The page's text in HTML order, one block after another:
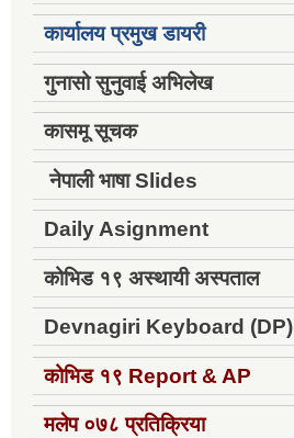
कार्यालय प्रमुख डायरी
गुनासो सुनुवाई अभिलेख
कासमू सूचक
नेपाली भाषा Slides
Daily Asignment
कोभिड १९ अस्थायी अस्पताल
Devnagiri Keyboard (DP)
कोभिड १९ Report & AP
मलेप ०७८ प्रतिक्रिया